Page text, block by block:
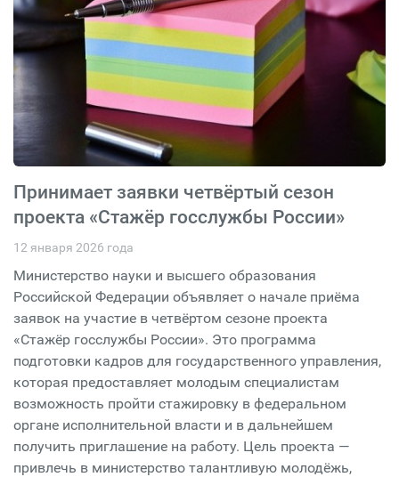
Принимает заявки четвёртый сезон
проекта «Стажёр госслужбы России»
12 января 2026 года
Министерство науки и высшего образования
Российской Федерации объявляет о начале приёма
заявок на участие в четвёртом сезоне проекта
«Стажёр госслужбы России». Это программа
подготовки кадров для государственного управления,
которая предоставляет молодым специалистам
возможность пройти стажировку в федеральном
органе исполнительной власти и в дальнейшем
получить приглашение на работу. Цель проекта —
привлечь в министерство талантливую молодёжь,